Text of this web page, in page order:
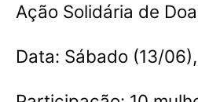
Ação Solidária de
Data: Sábado (13/